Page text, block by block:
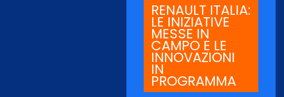
RENAULT ITALIA:
LE INIZIATIVE
MESSE IN
CAMPO E LE
INNOVAZIONI
IN
PROGRAMMA